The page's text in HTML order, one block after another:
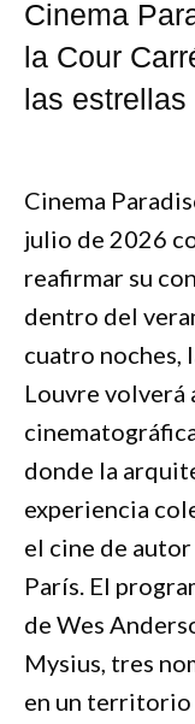
Cinema
la Cour
las estrellas
Cinema
julio de 2026
reafirmar su
dentro del
cuatro noches,
Louvre volverá
donde la
experiencia
el cine de
París. El
de Wes
Mysius, tres
en un